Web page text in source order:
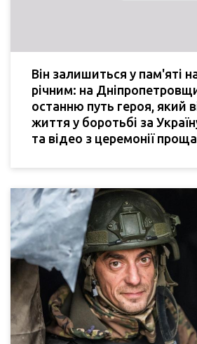
Він залишиться у пам'яті
річним: на
останню путь героя, який
життя у боротьбі за
та відео з церемонії